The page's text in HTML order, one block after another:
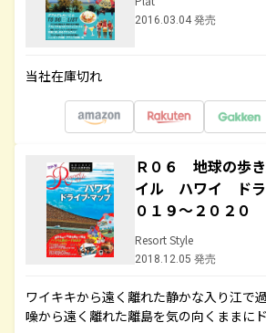
2016.03.04 発売
当社在庫切れ
Ｒ０６ 地球の歩
イル ハワイ ド
０１９～２０２０
Resort Style
2018.12.05 発売
ワイキキから遠く離れた静かな入り江で
噪から遠く離れた離島を気の向くままに